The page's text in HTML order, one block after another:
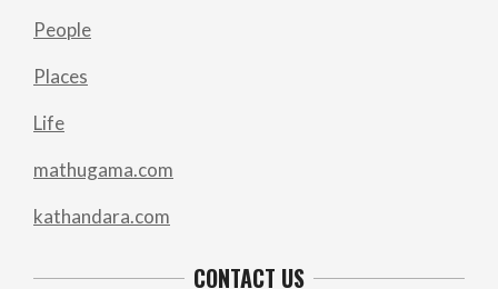
People
Places
Life
mathugama.com
kathandara.com
CONTACT US